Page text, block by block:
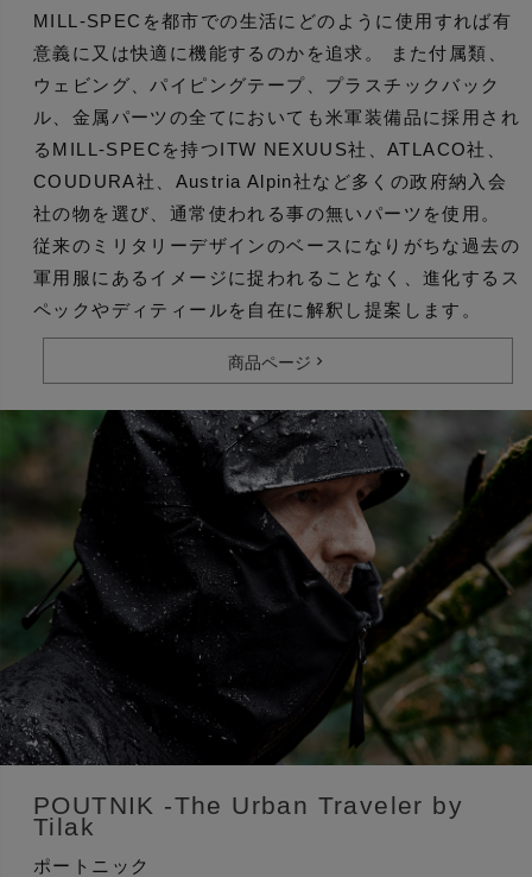
MILL-SPECを都市での生活にどのように使用すれば有
意義に又は快適に機能するのかを追求。 また付属類、
ウェビング、パイピングテープ、プラスチックバック
ル、金属パーツの全てにおいても米軍装備品に採用され
るMILL-SPECを持つITW NEXUUS社、ATLACO社、
COUDURA社、Austria Alpin社など多くの政府納入会
社の物を選び、通常使われる事の無いパーツを使用。
従来のミリタリーデザインのベースになりがちな過去の
軍用服にあるイメージに捉われることなく、進化するス
ペックやディティールを自在に解釈し提案します。
商品ページ
POUTNIK -The Urban Traveler by
Tilak
ポートニック